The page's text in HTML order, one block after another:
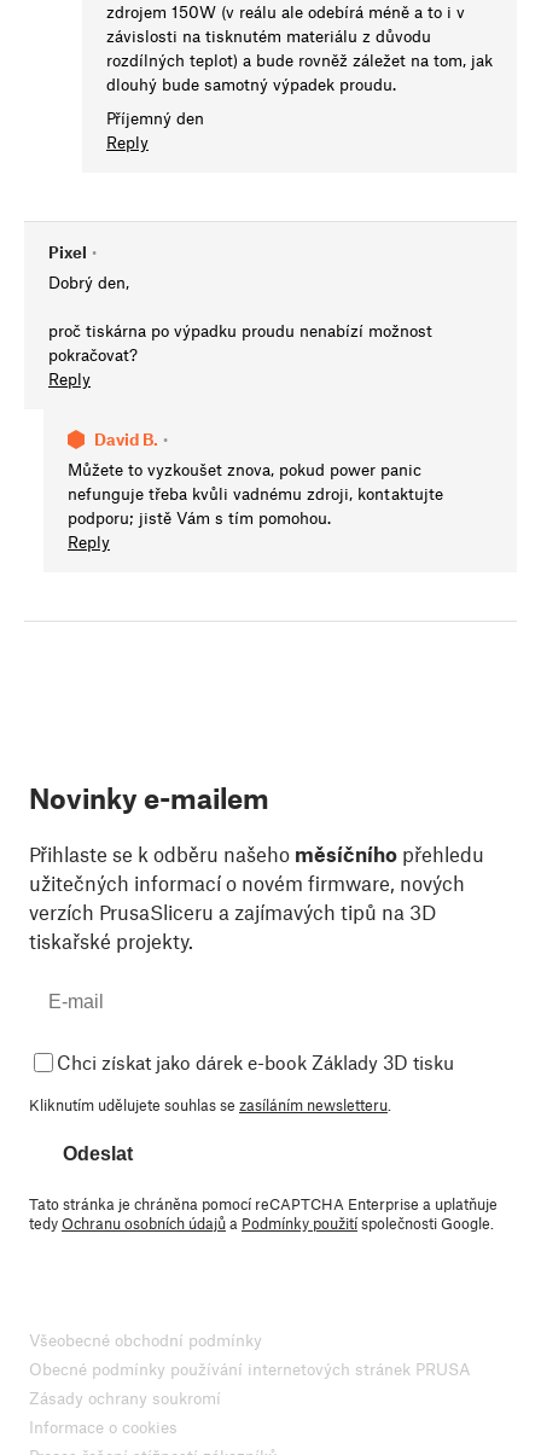
zdrojem 150W (v reálu ale odebírá méně a to i v
závislosti na tisknutém materiálu z důvodu
rozdílných teplot) a bude rovněž záležet na tom, jak
dlouhý bude samotný výpadek proudu.
Příjemný den
Reply
Pixel •
Dobrý den,
proč tiskárna po výpadku proudu nenabízí možnost
pokračovat?
Reply
David B. •
Můžete to vyzkoušet znova, pokud power panic
nefunguje třeba kvůli vadnému zdroji, kontaktujte
podporu; jistě Vám s tím pomohou.
Reply
Novinky e-mailem
Přihlaste se k odběru našeho měsíčního přehledu
užitečných informací o novém firmware, nových
verzích PrusaSliceru a zajímavých tipů na 3D
tiskařské projekty.
Chci získat jako dárek e-book Základy 3D tisku
Kliknutím udělujete souhlas se zasíláním newsletteru
Odeslat
Tato stránka je chráněna pomocí reCAPTCHA Enterprise a uplatňuje
tedyOchranu osobních údajůa Podmínky použitíspolečnosti Google.
Všeobecné obchodní podmínky
Obecné podmínky používání internetových stránek PRUSA
Zásady ochrany soukromí
Informace o cookies